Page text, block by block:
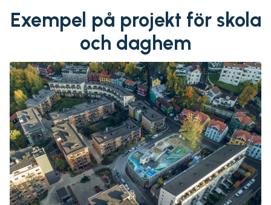
Exempel på projekt för skola
och daghem